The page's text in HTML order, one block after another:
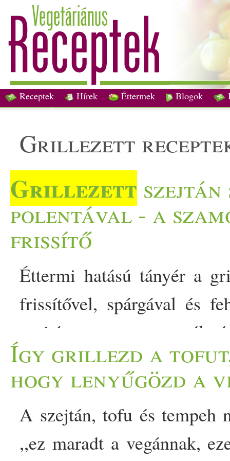
Receptek Hírek Éttermek Blogok
grillezett
Grillezett szejtán
polentával - a
frissítő
Éttermi hatású tányér a
frissítővel, spárgával és
szejtán pont ezt az
miközben mutatós
elkészítése. Egyszerre
kissé füstös jegyek
ropogós spárga és a
Így grillezd a tofut,
hogy lenyűgözd a
A szejtán, tofu és tempeh
,,ez maradt a vegánnak,